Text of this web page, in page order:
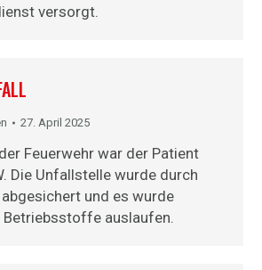
versorgt.
27. April 2025
Feuerwehr war der Patient
Die Unfallstelle wurde durch
und es wurde
auslaufen.